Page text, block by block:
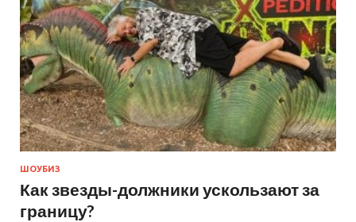
ШОУБИЗ
Как звезды-должники ускользают за
границу?